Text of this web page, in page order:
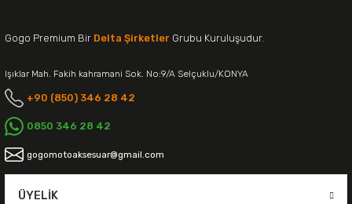
Gogo Premium Bir Delta Şirketler Grubu Kuruluşudur.
Işıklar Mah. Fakih kahramani Sok. No:9/A Selçuklu/KONYA
+90 (850) 346 28 42
0850 346 28 42
gogomotoaksesuar@gmail.com
ÜYELIK